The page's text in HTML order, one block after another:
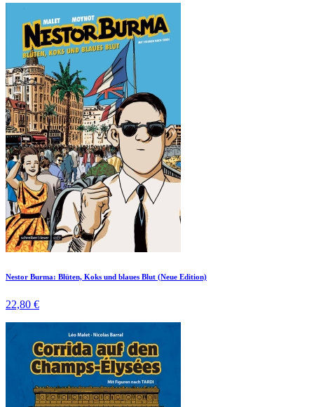
Nestor Burma: Blüten, Koks und blaues Blut (Neue Edition)
22,80 €